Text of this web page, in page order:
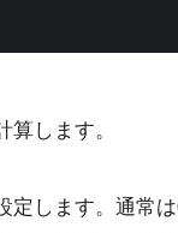
します。
します。通常は